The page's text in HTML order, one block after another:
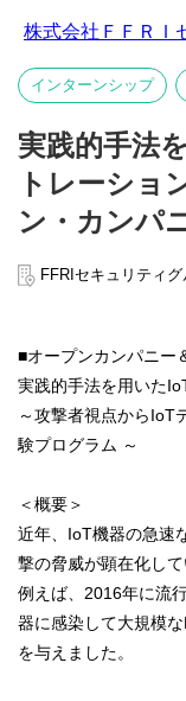
株式会社ＦＦＲＩ
インターンシップ
実践的手法
トレーショ
ン・カンパ
FFRIセキュリティ
■オープンカンパニー
実践的手法を用いた
～攻撃者視点からIoT
験プログラム ～
＜概要＞
近年、IoT機器の急速
撃の脅威が顕在化して
例えば、2016年に流
器に感染して大規模
を与えました。